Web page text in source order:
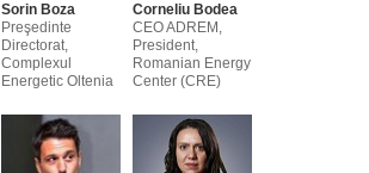
Sorin Boza
Preşedinte
Directorat,
Complexul
Energetic Oltenia
Corneliu Bodea
CEO ADREM,
President,
Romanian Energy
Center (CRE)